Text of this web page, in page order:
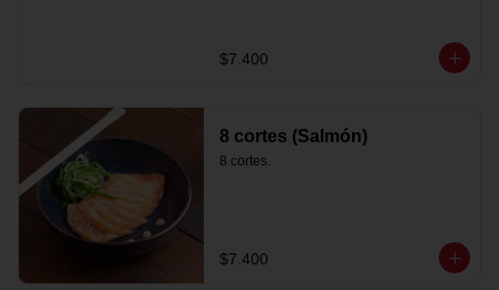
$7.400
8 cortes (Salmón)
8 cortes.
$7.400